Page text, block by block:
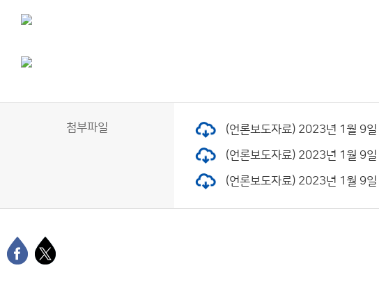
첨부파일 (언론보도자료) 2023년 1월 9
(언론보도자료) 2023년 1월 9
(언론보도자료) 2023년 1월 9